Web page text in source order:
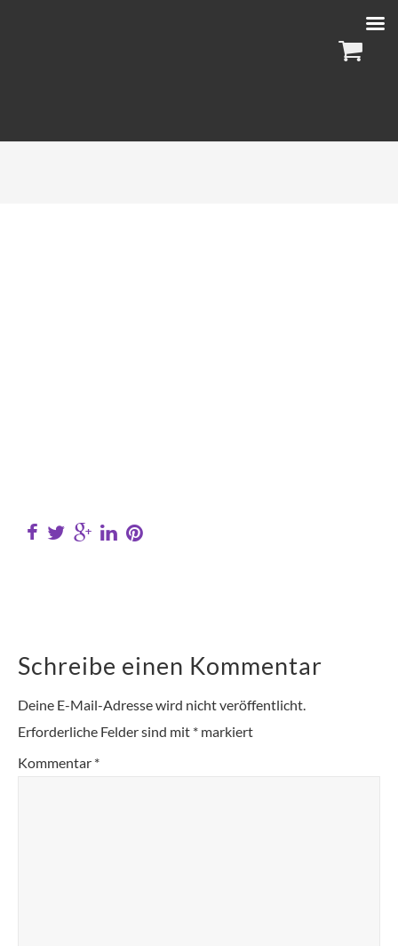
Schreibe einen Kommentar
Deine E-Mail-Adresse wird nicht veröffentlicht.
Erforderliche Felder sind mit * markiert
Kommentar *